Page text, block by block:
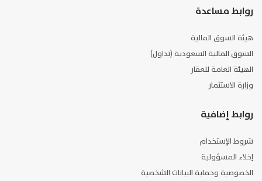
روابط مساعدة
هيئة السوق المالية
السوق المالية السعودية (تداول)
الهيئة العامة للعقار
وزارة الاستثمار
روابط إضافية
شروط الإستخدام
إخلاء المسؤولية
الخصوصية وحماية البيانات الشخصية